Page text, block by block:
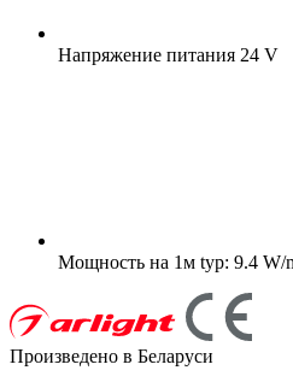
Напряжение питания 24 V
Мощность на 1м typ: 9.4 W/
Произведено в Беларуси